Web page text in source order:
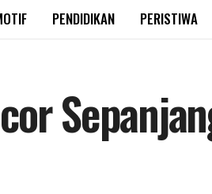
PENDIDIKAN PERISTIWA